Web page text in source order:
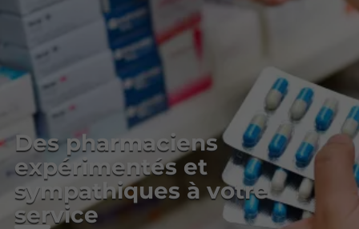
Des pharmaciens
expérimentés et
sympathiques à votre
service